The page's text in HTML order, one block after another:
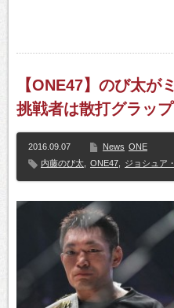
【ONE47】のび太が
挑戦者は散打グラッ
2016.09.07 News ONE
内藤のび太
ONE47 ジョシュア